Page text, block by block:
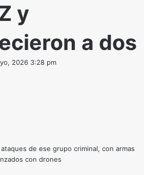
y
a dos
2026 3:28 pm
de ese grupo criminal, con armas
con drones